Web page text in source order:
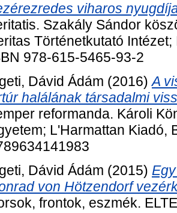
viharos
Szakály Sándor
Történetkutató
978-615-5465-93-2
Dávid Ádám (2016)A
halálának társadalmi
reformanda. Károli
L'Harmattan Kiadó,
Dávid Ádám (2015)
von Hötzendorf
frontok, eszmék.